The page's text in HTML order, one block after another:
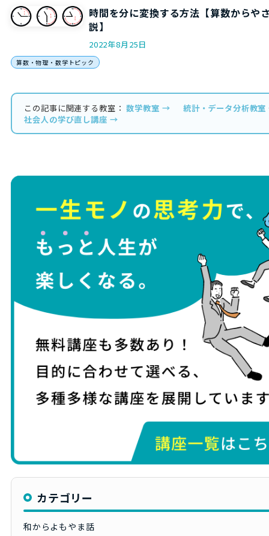
時間を分に変換する方法【算数からや
説】
2022年8月25日
算数・物理・数学トピック
この記事に関連する教室：数学教室 →
統計・データ分析教
社会人の学び直し講座 →
カテゴリー
和からよもやま話